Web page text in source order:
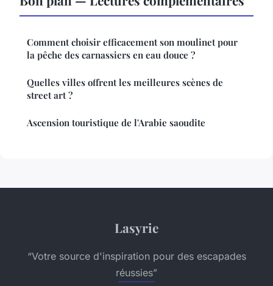
Comment choisir efficacement son moulinet pour
la pêche des carnassiers en eau douce ?
Quelles villes offrent les meilleures scènes de
street art ?
Ascension touristique de l'Arabie saoudite
Lasyrie
“Votre source d'inspiration pour des escapades
réussies”